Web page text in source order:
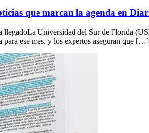
que marcan la agenda en
Universidad del Sur de Florida
para ese mes, y los expertos aseguran que […]